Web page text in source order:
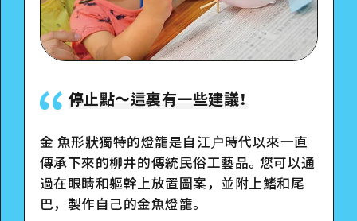
停止點〜這裏有一些建議！
金 魚形狀獨特的燈籠是自江户時代以來一直
傳承下來的柳井的傳統民俗工藝品。您可以通
過在眼睛和軀幹上放置圖案，並附上鰭和尾
巴，製作自己的金魚燈籠。